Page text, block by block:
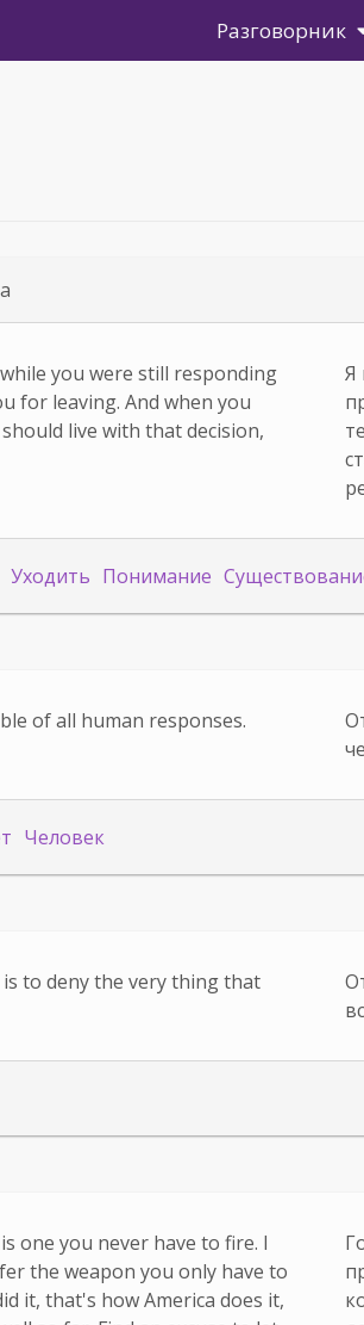
Разговорник
you were still responding
for leaving. And when you
live with that decision,
Я
Уходить Понимание
of all human responses.
Человек
to deny the very thing that
one you never have to fire. I
the weapon you only have to
it, that's how America does it,